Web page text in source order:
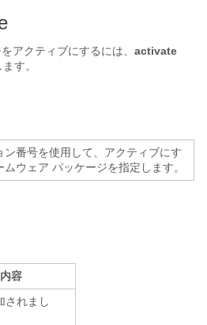
アクティブにするには、 activate
す。
ン番号を使用して、アクティブにす
ムウェア パッケージを指定します。
容
されまし